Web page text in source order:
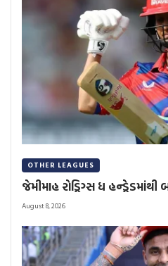
OTHER LEAGUES
જેમીમાહ રોડ્રિગ્સ ધ હન્ડ્રેડમાંથી
August 8, 2026